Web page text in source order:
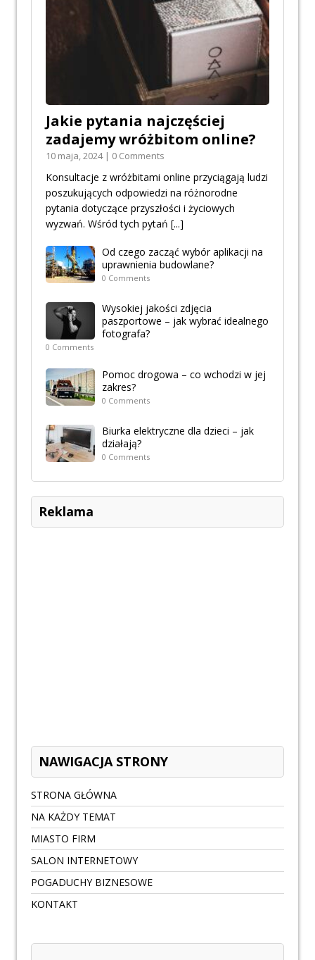
Jakie pytania najczęściej
zadajemy wróżbitom online?
10 maja, 2024 | 0 Comments
Konsultacje z wróżbitami online przyciągają ludzi
poszukujących odpowiedzi na różnorodne
pytania dotyczące przyszłości i życiowych
wyzwań. Wśród tych pytań [...]
Od czego zacząć wybór aplikacji na
uprawnienia budowlane?
0 Comments
Wysokiej jakości zdjęcia
paszportowe – jak wybrać idealnego
fotografa?
0 Comments
Pomoc drogowa – co wchodzi w jej
zakres?
0 Comments
Biurka elektryczne dla dzieci – jak
działają?
0 Comments
Reklama
NAWIGACJA STRONY
STRONA GŁÓWNA
NA KAŻDY TEMAT
MIASTO FIRM
SALON INTERNETOWY
POGADUCHY BIZNESOWE
KONTAKT